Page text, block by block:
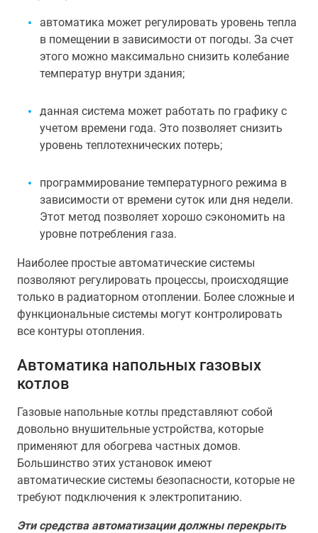
автоматика может регулировать уровень тепла
в помещении в зависимости от погоды. За счет
этого можно максимально снизить колебание
температур внутри здания;
данная система может работать по графику с
учетом времени года. Это позволяет снизить
уровень теплотехнических потерь;
программирование температурного режима в
зависимости от времени суток или дня недели.
Этот метод позволяет хорошо сэкономить на
уровне потребления газа.
Наиболее простые автоматические системы
позволяют регулировать процессы, происходящие
только в радиаторном отоплении. Более сложные и
функциональные системы могут контролировать
все контуры отопления.
Автоматика напольных газовых
котлов
Газовые напольные котлы представляют собой
довольно внушительные устройства, которые
применяют для обогрева частных домов.
Большинство этих установок имеют
автоматические системы безопасности, которые не
требуют подключения к электропитанию.
Эти средства автоматизации должны перекрыть